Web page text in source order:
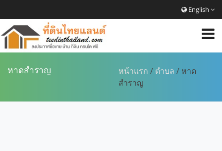
English
หาดสำราญ หน้าแรก / ตำบล / หาด
สำราญ